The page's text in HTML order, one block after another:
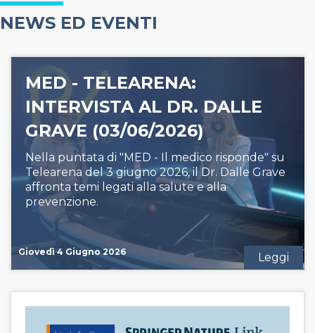
NEWS ED EVENTI
MED - TELEARENA:
INTERVISTA AL DR. DALLE
GRAVE (03/06/2026)
Nella puntata di "MED - Il medico risponde" su
Telearena del 3 giugno 2026, il Dr. Dalle Grave
affronta temi legati alla salute e alla
prevenzione.
Giovedì 4 Giugno 2026 Leggi